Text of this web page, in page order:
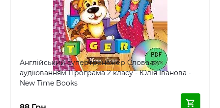
Англійський супертренажер Слова з
аудіюванням Програма 2 класу - Юлія Іванова -
New Time Books